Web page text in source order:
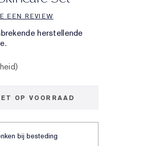
EEN REVIEW
herstellende
OP VOORRAAD
bij besteding